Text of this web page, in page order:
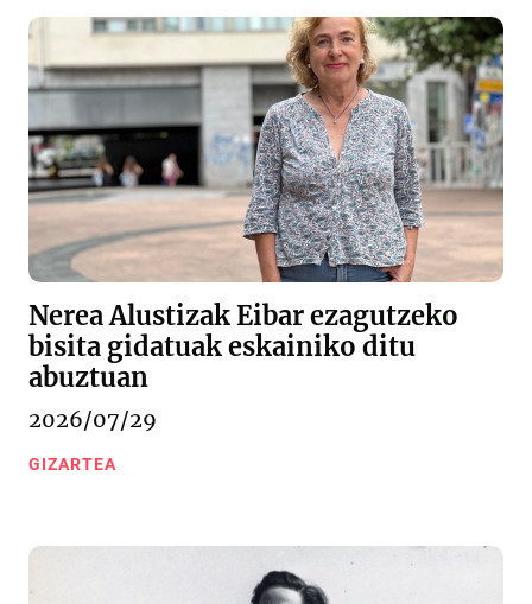
Nerea Alustizak Eibar ezagutzeko
bisita gidatuak eskainiko ditu
abuztuan
2026/07/29
GIZARTEA